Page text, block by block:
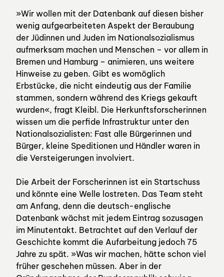
»Wir wollen mit der Datenbank auf diesen bisher
wenig aufgearbeiteten Aspekt der Beraubung
der Jüdinnen und Juden im Nationalsozialismus
aufmerksam machen und Menschen – vor allem in
Bremen und Hamburg – animieren, uns weitere
Hinweise zu geben. Gibt es womöglich
Erbstücke, die nicht eindeutig aus der Familie
stammen, sondern während des Kriegs gekauft
wurden«, fragt Kleibl. Die Herkunftsforscherinnen
wissen um die perfide Infrastruktur unter den
Nationalsozialisten: Fast alle Bürgerinnen und
Bürger, kleine Speditionen und Händler waren in
die Versteigerungen involviert.
Die Arbeit der Forscherinnen ist ein Startschuss
und könnte eine Welle lostreten. Das Team steht
am Anfang, denn die deutsch-englische
Datenbank wächst mit jedem Eintrag sozusagen
im Minutentakt. Betrachtet auf den Verlauf der
Geschichte kommt die Aufarbeitung jedoch 75
Jahre zu spät. »Was wir machen, hätte schon viel
früher geschehen müssen. Aber in der